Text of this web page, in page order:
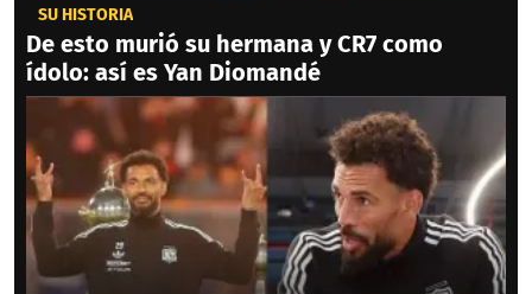
SU HISTORIA
De esto murió su hermana y CR7 como
ídolo: así es Yan Diomandé